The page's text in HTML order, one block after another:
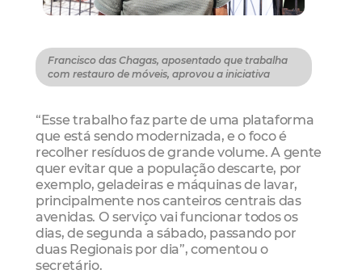
Francisco das Chagas, aposentado que trabalha
com restauro de móveis, aprovou a iniciativa
“Esse trabalho faz parte de uma plataforma
que está sendo modernizada, e o foco é
recolher resíduos de grande volume. A gente
quer evitar que a população descarte, por
exemplo, geladeiras e máquinas de lavar,
principalmente nos canteiros centrais das
avenidas. O serviço vai funcionar todos os
dias, de segunda a sábado, passando por
duas Regionais por dia”, comentou o
secretário.